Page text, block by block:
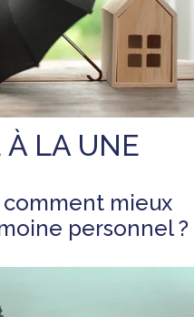
LA UNE
comment mieux
personnel ?